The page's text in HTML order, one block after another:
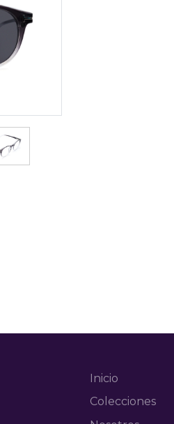
Inicio
Colecciones